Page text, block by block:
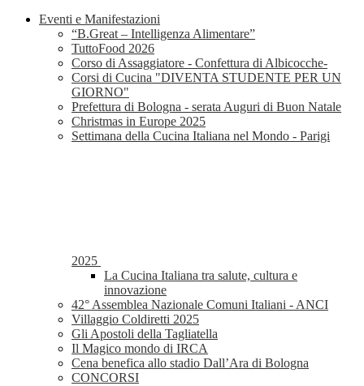
Eventi e Manifestazioni
“B.Great – Intelligenza Alimentare”
TuttoFood 2026
Corso di Assaggiatore - Confettura di Albicocche-
Corsi di Cucina "DIVENTA STUDENTE PER UN
GIORNO"
Prefettura di Bologna - serata Auguri di Buon Natale
Christmas in Europe 2025
Settimana della Cucina Italiana nel Mondo - Parigi
2025
La Cucina Italiana tra salute, cultura e
innovazione
42° Assemblea Nazionale Comuni Italiani - ANCI
Villaggio Coldiretti 2025
Gli Apostoli della Tagliatella
Il Magico mondo di IRCA
Cena benefica allo stadio Dall’Ara di Bologna
CONCORSI